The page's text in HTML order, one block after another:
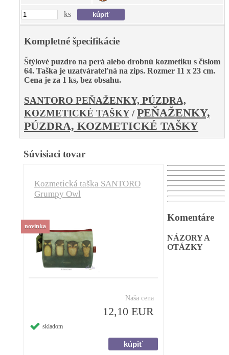
ks
Kompletné špecifikácie
Štýlové puzdro na perá alebo drobnú kozmetiku s číslom
64. Taška je uzatvárateľná na zips. Rozmer 11 x 23 cm.
Cena je za 1 ks, bez obsahu.
SANTORO PEŇAŽENKY, PÚZDRA,
KOZMETICKÉ TAŠKY/PEŇAŽENKY,
PÚZDRA, KOZMETICKÉ TAŠKY
Súvisiaci tovar
Kozmetická taška SANTORO
Grumpy Owl
Naša cena
12,10 EUR
skladom
novinka
Komentáre
NÁZORY A
OTÁZKY